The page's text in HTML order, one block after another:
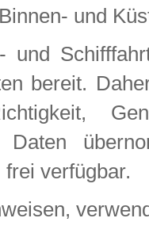
und
und
bereit.
Daten
frei verfügbar.